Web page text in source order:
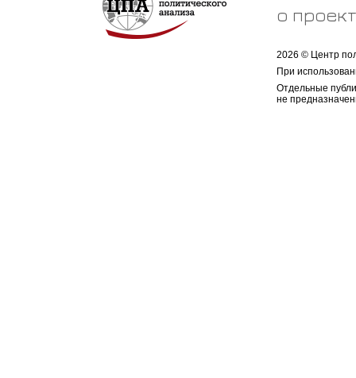
о
2026 © Центр
При
Отдельные
не